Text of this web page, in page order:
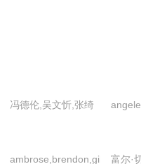
冯德伦,吴文忻,张绮
富尔·